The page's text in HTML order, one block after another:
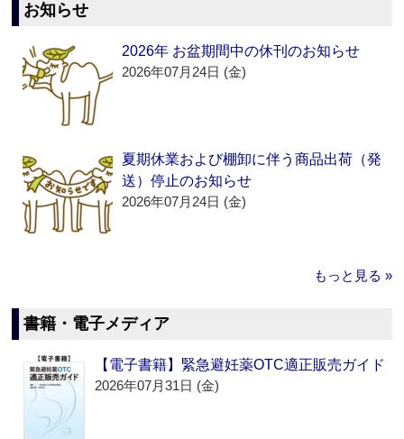
お知らせ
2026年 お盆期間中の休刊のお知らせ
2026年07月24日 (金)
夏期休業および棚卸に伴う商品出荷（発
送）停止のお知らせ
2026年07月24日 (金)
もっと見る »
書籍・電子メディア
【電子書籍】緊急避妊薬OTC適正販売ガイド
2026年07月31日 (金)